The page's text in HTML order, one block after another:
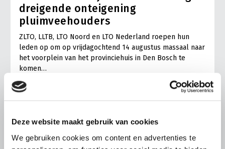
Deze website maakt gebruik van cookies
We gebruiken cookies om content en advertenties te
dreigende onteigening
pluimveehouders
ZLTO, LLTB, LTO Noord en LTO Nederland roepen hun
leden op om op vrijdagochtend 14 augustus massaal naar
het voorplein van het provinciehuis in Den Bosch te
komen…
Lees meer